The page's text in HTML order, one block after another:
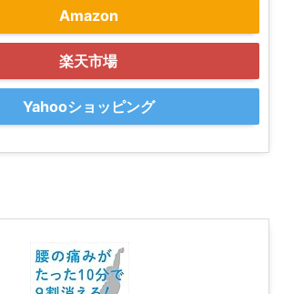
Amazon
楽天市場
Yahooショッピング